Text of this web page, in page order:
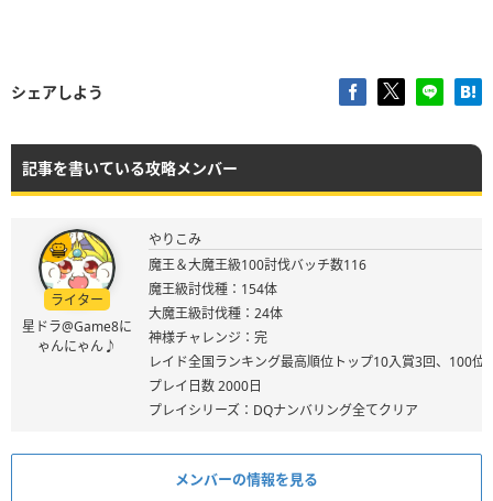
シェアしよう
記事を書いている攻略メンバー
ライター
星ドラ@Game8に
ゃんにゃん♪
やりこみ
魔王＆大魔王級100討伐バッチ数116
魔王級討伐種：154体
大魔王級討伐種：24体
神様チャレンジ：完
レイド全国ランキング最高順位トップ10入賞3回、100位
プレイ日数 2000日
プレイシリーズ：DQナンバリング全てクリア
メンバーの情報を見る